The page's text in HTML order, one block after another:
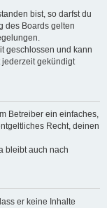
bist, so darfst du
des Boards gelten
geschlossen und kann
gekündigt
Betreiber ein einfaches,
Recht, deinen
bleibt auch nach
er keine Inhalte